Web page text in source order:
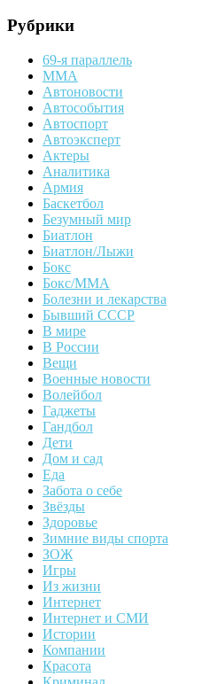
Рубрики
69-я параллель
MMA
Автоновости
Автособытия
Автоспорт
Автоэксперт
Актеры
Аналитика
Армия
Баскетбол
Безумный мир
Биатлон
Биатлон/Лыжи
Бокс
Бокс/MMA
Болезни и лекарства
Бывший СССР
В мире
В России
Вещи
Военные новости
Волейбол
Гаджеты
Гандбол
Дети
Дом и сад
Еда
Забота о себе
Звёзды
Здоровье
Зимние виды спорта
ЗОЖ
Игры
Из жизни
Интернет
Интернет и СМИ
Истории
Компании
Красота